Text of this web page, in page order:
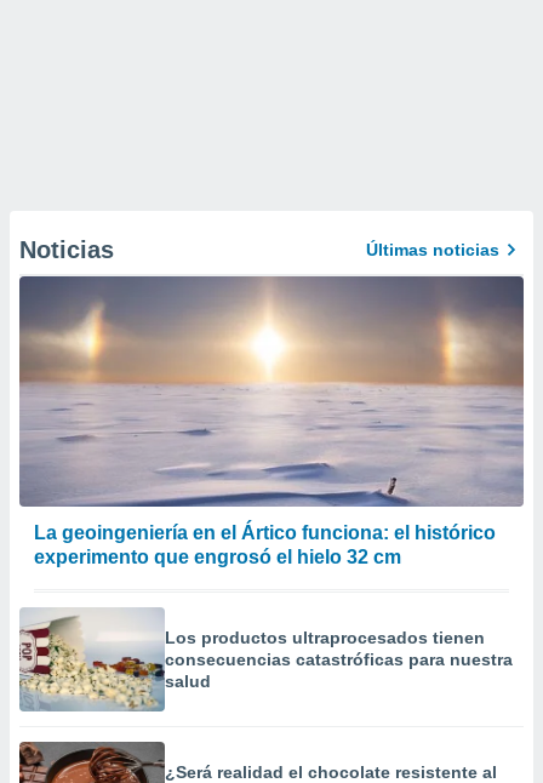
Noticias Últimas noticias
La geoingeniería en el Ártico funciona: el histórico
experimento que engrosó el hielo 32 cm
Los productos ultraprocesados ​​tienen
consecuencias catastróficas para nuestra
salud
¿Será realidad el chocolate resistente al